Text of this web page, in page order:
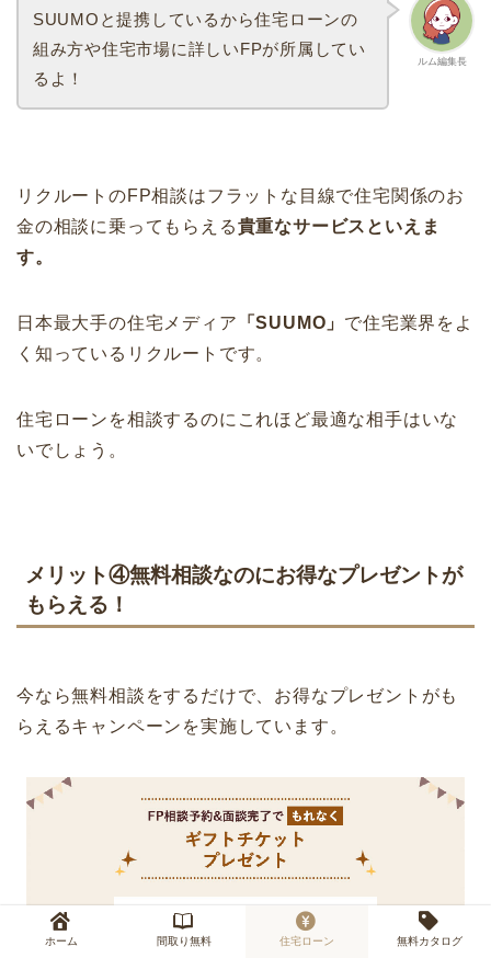
ルム編集長
SUUMOと提携しているから住宅ローンの
組み方や住宅市場に詳しいFPが所属してい
るよ！
リクルートのFP相談はフラットな目線で住宅関係のお
金の相談に乗ってもらえる貴重なサービスといえま
す。
日本最大手の住宅メディア 「SUUMO」 で住宅業界をよ
く知っているリクルートです。
住宅ローンを相談するのにこれほど最適な相手はいな
いでしょう。
メリット④無料相談なのにお得なプレゼントが
もらえる！
今なら無料相談をするだけで、お得なプレゼントがも
らえるキャンペーンを実施しています。
ホーム 間取り無料 住宅ローン 無料カタログ